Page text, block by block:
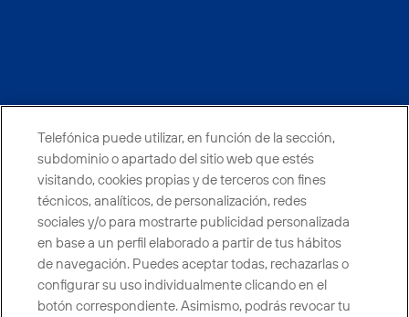
CONTACTO
Telefónica en redes sociales
Canal de Denuncias
Telefónica puede utilizar, en función de la sección,
subdominio o apartado del sitio web que estés
visitando, cookies propias y de terceros con fines
técnicos, analíticos, de personalización, redes
sociales y/o para mostrarte publicidad personalizada
en base a un perfil elaborado a partir de tus hábitos
de navegación. Puedes aceptar todas, rechazarlas o
configurar su uso individualmente clicando en el
botón correspondiente. Asimismo, podrás revocar tu